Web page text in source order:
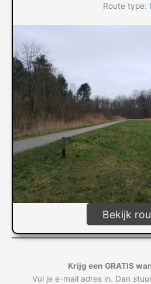
Route type:
Bekijk
Krijg een GRATIS
Vul je e-mail adres in. Dan